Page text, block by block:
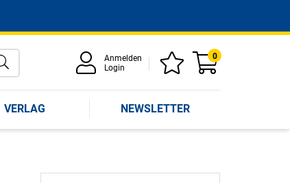
Anmelden
Login
0
VERLAG NEWSLETTER